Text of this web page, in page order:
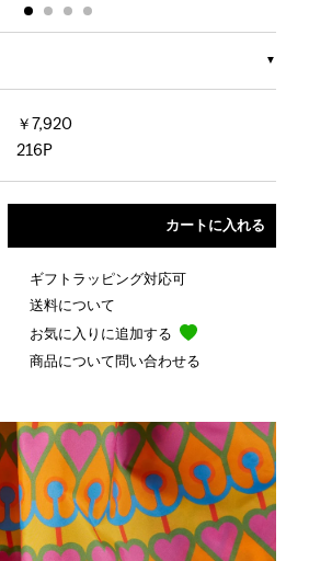
￥7,920
216P
ギフトラッピング対応可
送料について
お気に入りに追加する
商品について問い合わせる